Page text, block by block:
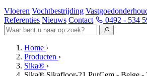
Vloeren Vochtbestrijding
Referenties Nieuws Contact 0492 - 534
Home ›
Producten ›
Sika® ›